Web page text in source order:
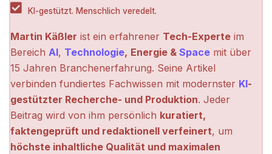
KI-gestützt. Menschlich veredelt.
Martin Käßler ist ein erfahrener Tech-Experte im
Bereich AI, Technologie, Energie & Space mit über
15 Jahren Branchenerfahrung. Seine Artikel
verbinden fundiertes Fachwissen mit modernster KI-
gestützter Recherche- und Produktion. Jeder
Beitrag wird von ihm persönlich kuratiert,
faktengeprüft und redaktionell verfeinert, um
höchste inhaltliche Qualität und maximalen